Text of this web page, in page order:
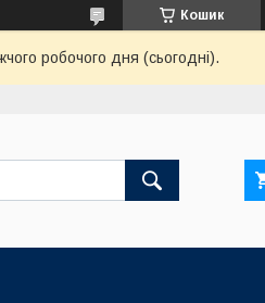
Кошик
робочого дня (сьогодні).